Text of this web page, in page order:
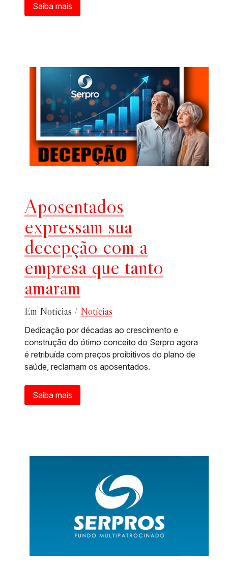
Saiba mais
Aposentados
expressam sua
decepção com a
empresa que tanto
amaram
Em Notícias / Notícias
Dedicação por décadas ao crescimento e
construção do ótimo conceito do Serpro agora
é retribuída com preços proibitivos do plano de
saúde, reclamam os aposentados.
Saiba mais